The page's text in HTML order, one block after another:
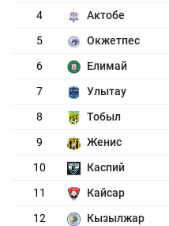
4
Актобе
5
Окжетпес
6
Елимай
7
Улытау
8
Тобыл
9
Женис
10
Каспий
11
Кайсар
12
Кызылжар